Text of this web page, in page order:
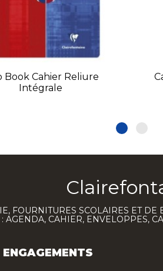
Book Cahier Reliure
Intégrale
FOURNITURES SCOLAIRES ET DE
AGENDA, CAHIER, ENVELOPPES,
ENGAGEMENTS